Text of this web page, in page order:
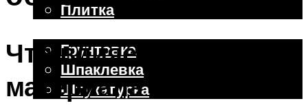
Плитка
Грунтовка
Шпаклевка
Штукатурка
Что влияет на расход
материала